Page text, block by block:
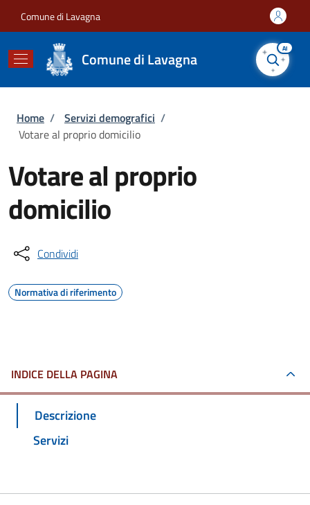
Comune di Lavagna
Comune di Lavagna
AI
Briciole di pane
Home / Servizi demografici /
Votare al proprio domicilio
Votare al proprio
domicilio
Condividi
Normativa di riferimento
INDICE DELLA PAGINA
Descrizione
Servizi